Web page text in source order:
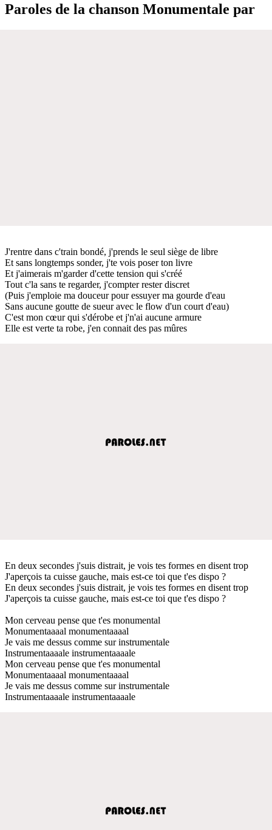
Paroles de la chanson Monumentale par
J'rentre dans c'train bondé, j'prends le seul siège de libre
Et sans longtemps sonder, j'te vois poser ton livre
Et j'aimerais m'garder d'cette tension qui s'créé
Tout c'la sans te regarder, j'compter rester discret
(Puis j'emploie ma douceur pour essuyer ma gourde d'eau
Sans aucune goutte de sueur avec le flow d'un court d'eau)
C'est mon cœur qui s'dérobe et j'n'ai aucune armure
Elle est verte ta robe, j'en connait des pas mûres
En deux secondes j'suis distrait, je vois tes formes en disent trop
J'aperçois ta cuisse gauche, mais est-ce toi que t'es dispo ?
En deux secondes j'suis distrait, je vois tes formes en disent trop
J'aperçois ta cuisse gauche, mais est-ce toi que t'es dispo ?
Mon cerveau pense que t'es monumental
Monumentaaaal monumentaaaal
Je vais me dessus comme sur instrumentale
Instrumentaaaale instrumentaaaale
Mon cerveau pense que t'es monumental
Monumentaaaal monumentaaaal
Je vais me dessus comme sur instrumentale
Instrumentaaaale instrumentaaaale